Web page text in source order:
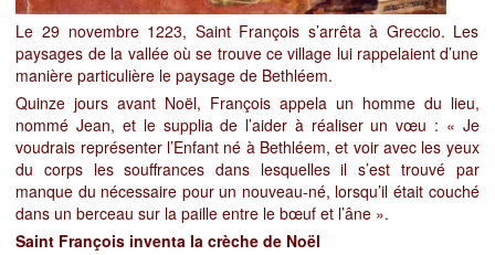
Le 29 novembre 1223, Saint François s’arrêta à Greccio. Les
paysages de la vallée où se trouve ce village lui rappelaient d’une
manière particulière le paysage de Bethléem.
Quinze jours avant Noël, François appela un homme du lieu,
nommé Jean, et le supplia de l’aider à réaliser un vœu : « Je
voudrais représenter l’Enfant né à Bethléem, et voir avec les yeux
du corps les souffrances dans lesquelles il s’est trouvé par
manque du nécessaire pour un nouveau-né, lorsqu’il était couché
dans un berceau sur la paille entre le bœuf et l’âne ».
Saint François inventa la crèche de Noël